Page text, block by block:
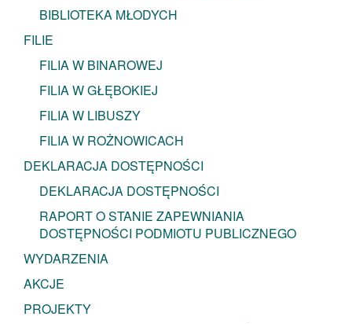
BIBLIOTEKA MŁODYCH
FILIE
FILIA W BINAROWEJ
FILIA W GŁĘBOKIEJ
FILIA W LIBUSZY
FILIA W ROŻNOWICACH
DEKLARACJA DOSTĘPNOŚCI
DEKLARACJA DOSTĘPNOŚCI
RAPORT O STANIE ZAPEWNIANIA
DOSTĘPNOŚCI PODMIOTU PUBLICZNEGO
WYDARZENIA
AKCJE
PROJEKTY